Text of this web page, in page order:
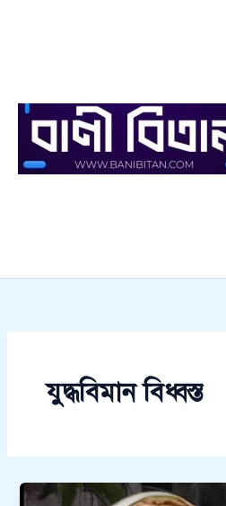
যুদ্ধবিমান বিধ্বস্ত